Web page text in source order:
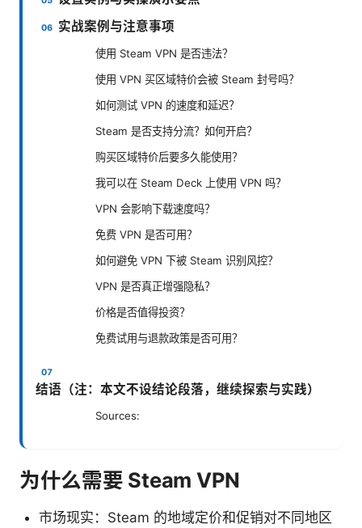
实战案例与注意事项
使用 Steam VPN 是否违法？
使用 VPN 买区域特价会被 Steam 封号吗？
如何测试 VPN 的速度和延迟？
Steam 是否支持分流？如何开启？
购买区域特价后要多久能使用？
我可以在 Steam Deck 上使用 VPN 吗？
VPN 会影响下载速度吗？
免费 VPN 是否可用？
如何避免 VPN 下被 Steam 识别风控？
VPN 是否真正增强隐私？
价格是否值得投资？
免费试用与退款政策是否可用？
结语（注：本文不设结论段落，继续探索与实践）
Sources:
为什么需要 Steam VPN
市场现实：Steam 的地域定价和促销对不同地区